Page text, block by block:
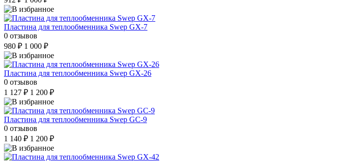
Пластина для теплообменника Swep GX-7
0 отзывов
980 ₽ 1 000 ₽
Пластина для теплообменника Swep GX-26
0 отзывов
1 127 ₽ 1 200 ₽
Пластина для теплообменника Swep GC-9
0 отзывов
1 140 ₽ 1 200 ₽